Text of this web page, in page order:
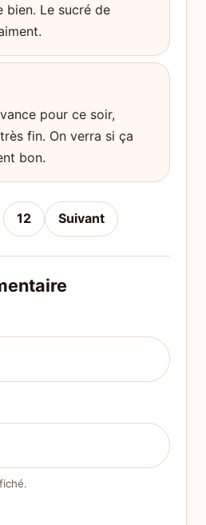
bien. Le sucré de
pour ce soir,
fin. On verra si ça
bon.
12 Suivant